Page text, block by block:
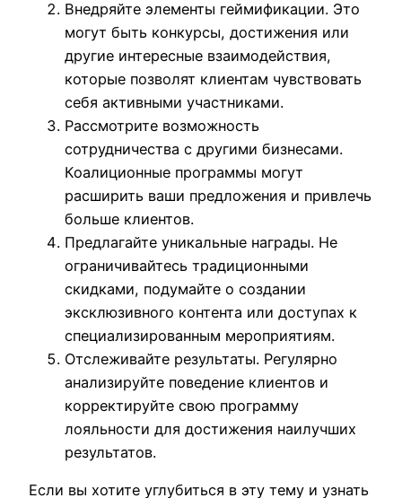
Внедряйте элементы геймификации. Это
могут быть конкурсы, достижения или
другие интересные взаимодействия,
которые позволят клиентам чувствовать
себя активными участниками.
Рассмотрите возможность
сотрудничества с другими бизнесами.
Коалиционные программы могут
расширить ваши предложения и привлечь
больше клиентов.
Предлагайте уникальные награды. Не
ограничивайтесь традиционными
скидками, подумайте о создании
эксклюзивного контента или доступах к
специализированным мероприятиям.
Отслеживайте результаты. Регулярно
анализируйте поведение клиентов и
корректируйте свою программу
лояльности для достижения наилучших
результатов.
Если вы хотите углубиться в эту тему и узнать